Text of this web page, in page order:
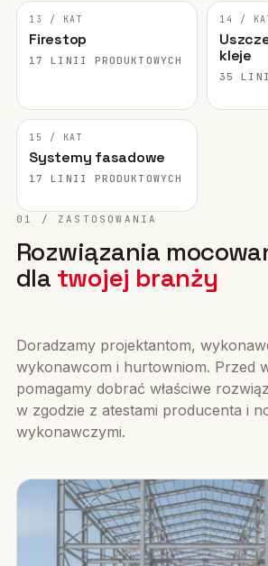
13 / KAT
Firestop
17 LINII PRODUKTOWYCH
14 /
kleje
35 LINII
15 / KAT
Systemy fasadowe
17 LINII PRODUKTOWYCH
01 / ZASTOSOWANIA
Rozwiązania
dla twojej branży
Doradzamy projektantom,
wykonawcom i hurtowniom. Przed
pomagamy dobrać właściwe
w zgodzie z atestami producenta i
wykonawczymi.